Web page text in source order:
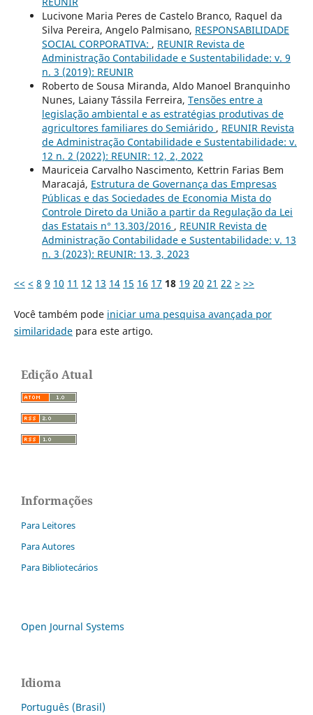
Lucivone Maria Peres de Castelo Branco, Raquel da
Silva Pereira, Angelo Palmisano, RESPONSABILIDADE
SOCIAL CORPORATIVA: , REUNIR Revista de
Administração Contabilidade e Sustentabilidade: v. 9
n. 3 (2019): REUNIR
Roberto de Sousa Miranda, Aldo Manoel Branquinho
Nunes, Laiany Tássila Ferreira, Tensões entre a
legislação ambiental e as estratégias produtivas de
agricultores familiares do Semiárido , REUNIR Revista
de Administração Contabilidade e Sustentabilidade: v.
12 n. 2 (2022): REUNIR: 12, 2, 2022
Mauriceia Carvalho Nascimento, Kettrin Farias Bem
Maracajá, Estrutura de Governança das Empresas
Públicas e das Sociedades de Economia Mista do
Controle Direto da União a partir da Regulação da Lei
das Estatais n° 13.303/2016 , REUNIR Revista de
Administração Contabilidade e Sustentabilidade: v. 13
n. 3 (2023): REUNIR: 13, 3, 2023
<< < 8 9 10 11 12 13 14 15 16 17 18 19 20 21 22 > >>
Você também pode iniciar uma pesquisa avançada por
similaridadepara este artigo.
Edição Atual
Informações
Para Leitores
Para Autores
Para Bibliotecários
Open Journal Systems
Idioma
Português (Brasil)